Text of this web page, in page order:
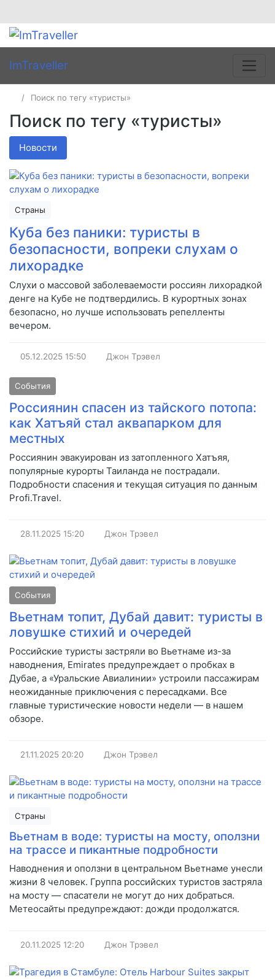
ImTraveller
Поиск по тегу «туристы»
Поиск по тегу «туристы»
Новости
Страны
Куба без паники: туристы в
безопасности, вопреки слухам о
лихорадке
Слухи о массовой заболеваемости россиян лихорадкой
денге на Кубе не подтвердились. В курортных зонах
безопасно, но лучше использовать репелленты
вечером.
05.12.2025 15:50 Джон Трэвел
События
Россиянин спасен из тайского потопа:
как Хатъяй стал аквапарком для
местных
Россиянин эвакуирован из затопленного Хатъяя,
популярные курорты Таиланда не пострадали.
Подробности спасения и текущая ситуация по данным
Profi.Travel.
28.11.2025 15:20 Джон Трэвел
События
Вьетнам топит, Дубай давит: туристы в
ловушке стихий и очередей
Российские туристы застряли во Вьетнаме из-за
наводнения, Emirates предупреждает о пробках в
Дубае, а «Уральские Авиалинии» устроили пассажирам
неожиданные приключения с пересадками. Все
главные туристические новости недели — в нашем
обзоре.
21.11.2025 20:20 Джон Трэвел
Страны
Вьетнам в воде: туристы на мосту, оползни
на трассе и пикантные подробности
Наводнения и оползни в центральном Вьетнаме унесли
жизни 8 человек. Группа российских туристов застряла
на мосту — спасатели не могут до них добраться.
Метеосайты предупреждают: дожди продолжатся.
20.11.2025 12:20 Джон Трэвел